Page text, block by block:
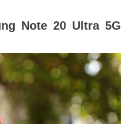
Note 20 Ultra 5G